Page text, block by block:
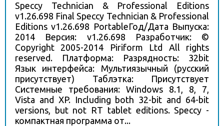
Speccy Technician & Professional Editions
v1.26.698 Final Speccy Technician & Professional
Editions v1.26.698 PortableГод/Дата Выпуска:
2014 Версия: v1.26.698 Разработчик: ©
Copyright 2005-2014 Piriform Ltd All rights
reserved. Платформа: Разрядность: 32bit
Язык интерфейса: Мультиязычный (русский
присутствует) Таблэтка: Присутствует
Системные требования: Windows 8.1, 8, 7,
Vista and XP. Including both 32-bit and 64-bit
versions, but not RT tablet editions. Speccy -
компактная программа от...